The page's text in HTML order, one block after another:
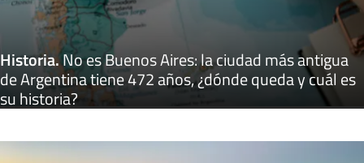
Historia.No es Buenos Aires: la ciudad más antigua
de Argentina tiene 472 años, ¿dónde queda y cuál es
su historia?